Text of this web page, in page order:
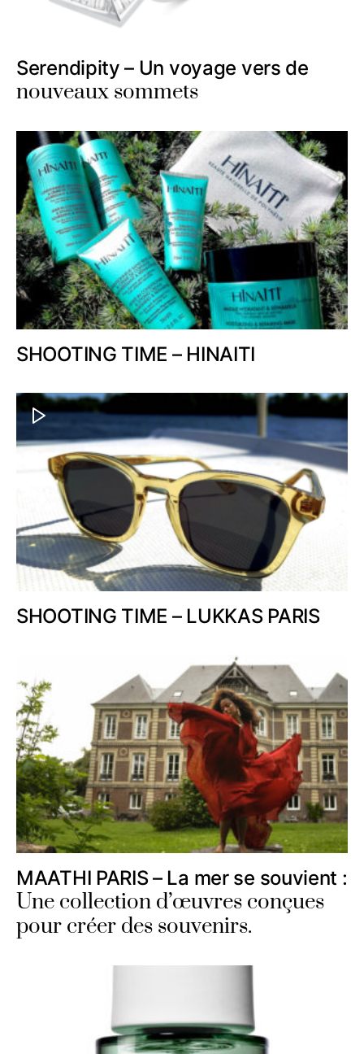
Serendipity – Un voyage vers de
nouveaux sommets
SHOOTING TIME – HINAITI
SHOOTING TIME – LUKKAS PARIS
MAATHI PARIS – La mer se souvient :
Une collection d’œuvres conçues
pour créer des souvenirs.